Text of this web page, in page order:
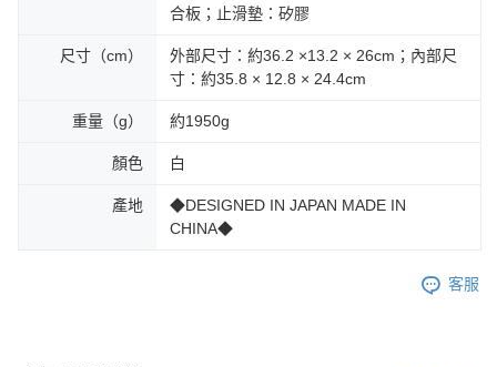
合板；止滑墊：矽膠
尺寸（cm）
外部尺寸：約36.2 ×13.2 × 26cm；內部尺
寸：約35.8 × 12.8 × 24.4cm
重量（g） 約1950g
顏色 白
產地
◆DESIGNED IN JAPAN MADE IN
CHINA◆
客服